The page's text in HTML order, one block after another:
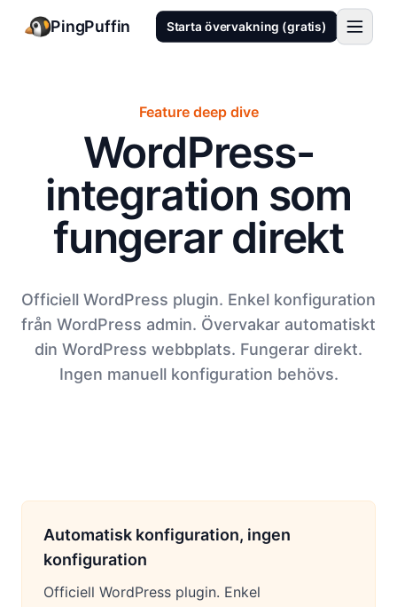
PingPuffin Starta övervakning (gratis)
Feature deep dive
WordPress-
integration som
fungerar direkt
Officiell WordPress plugin. Enkel konfiguration
från WordPress admin. Övervakar automatiskt
din WordPress webbplats. Fungerar direkt.
Ingen manuell konfiguration behövs.
Automatisk konfiguration, ingen
konfiguration
Officiell WordPress plugin. Enkel